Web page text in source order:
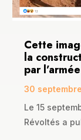
Cette
la
par
30
Le 15
Révoltés a